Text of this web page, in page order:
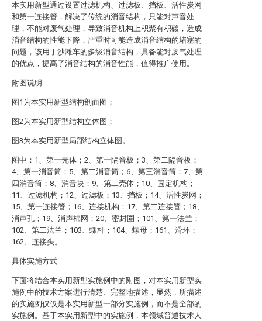
本实用新型通过设置过滤机构、过滤板、挡板、活性炭网
和第一连接管，解决了传统的消音结构，只能对声音处
理，不能对废气处理，导致消音机构上积聚有积碳，造成
消音结构的性能下降，严重时可能造成消音结构的堵塞的
问题，该用于沙滩车的多级消音结构，具备能对废气处理
的优点，提高了消音结构的消音性能，值得推广使用。
附图说明
图1为本实用新型结构剖面图；
图2为本实用新型结构立体图；
图3为本实用新型局部结构立体图。
图中：1、第一壳体；2、第一隔音板；3、第二隔音板；
4、第一消音筒；5、第二消音筒；6、第三消音筒；7、第
四消音筒；8、消音块；9、第二壳体；10、固定机构；
11、过滤机构；12、过滤板；13、挡板；14、活性炭网；
15、第一连接管；16、连接机构；17、第二连接管；18、
消声孔；19、消声棉网；20、密封圈；101、第一法兰；
102、第二法兰；103、螺杆；104、螺母；161、滑环；
162、连接头。
具体实施方式
下面将结合本实用新型实施例中的附图，对本实用新型实
施例中的技术方案进行清楚、完整地描述，显然，所描述
的实施例仅仅是本实用新型一部分实施例，而不是全部的
实施例。基于本实用新型中的实施例，本领域普通技术人